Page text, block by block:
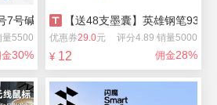
7号碱性电池
量5500
30%
【送48支墨囊】英雄钢笔9399
优惠券29.0元 评分4.89 销量5000
¥ 12 佣金28%